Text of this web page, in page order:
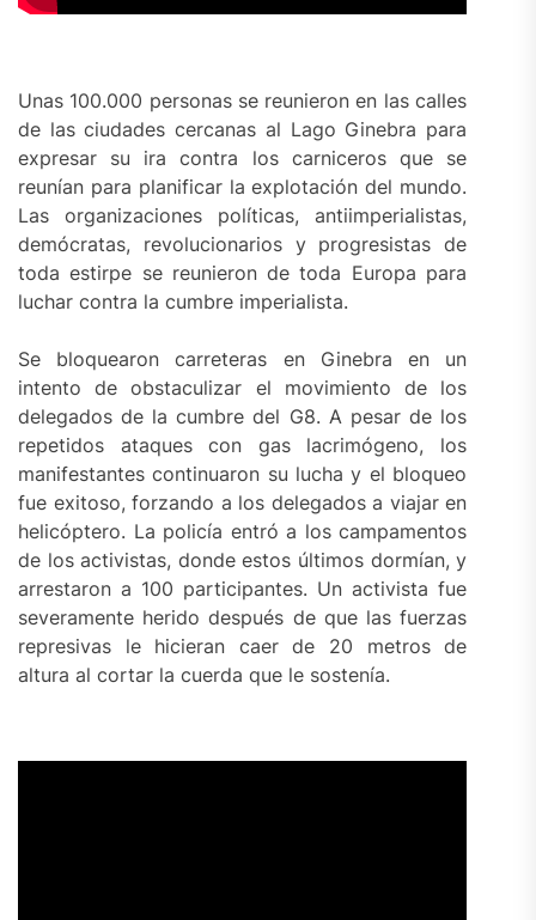
Unas 100.000 personas se reunieron en las calles
de las ciudades cercanas al Lago Ginebra para
expresar su ira contra los carniceros que se
reunían para planificar la explotación del mundo.
Las organizaciones políticas, antiimperialistas,
demócratas, revolucionarios y progresistas de
toda estirpe se reunieron de toda Europa para
luchar contra la cumbre imperialista.
Se bloquearon carreteras en Ginebra en un
intento de obstaculizar el movimiento de los
delegados de la cumbre del G8. A pesar de los
repetidos ataques con gas lacrimógeno, los
manifestantes continuaron su lucha y el bloqueo
fue exitoso, forzando a los delegados a viajar en
helicóptero. La policía entró a los campamentos
de los activistas, donde estos últimos dormían, y
arrestaron a 100 participantes. Un activista fue
severamente herido después de que las fuerzas
represivas le hicieran caer de 20 metros de
altura al cortar la cuerda que le sostenía.